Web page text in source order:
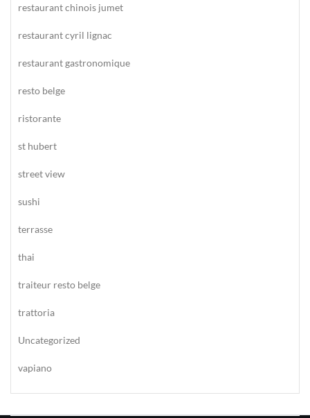
restaurant chinois jumet
restaurant cyril lignac
restaurant gastronomique
resto belge
ristorante
st hubert
street view
sushi
terrasse
thai
traiteur resto belge
trattoria
Uncategorized
vapiano